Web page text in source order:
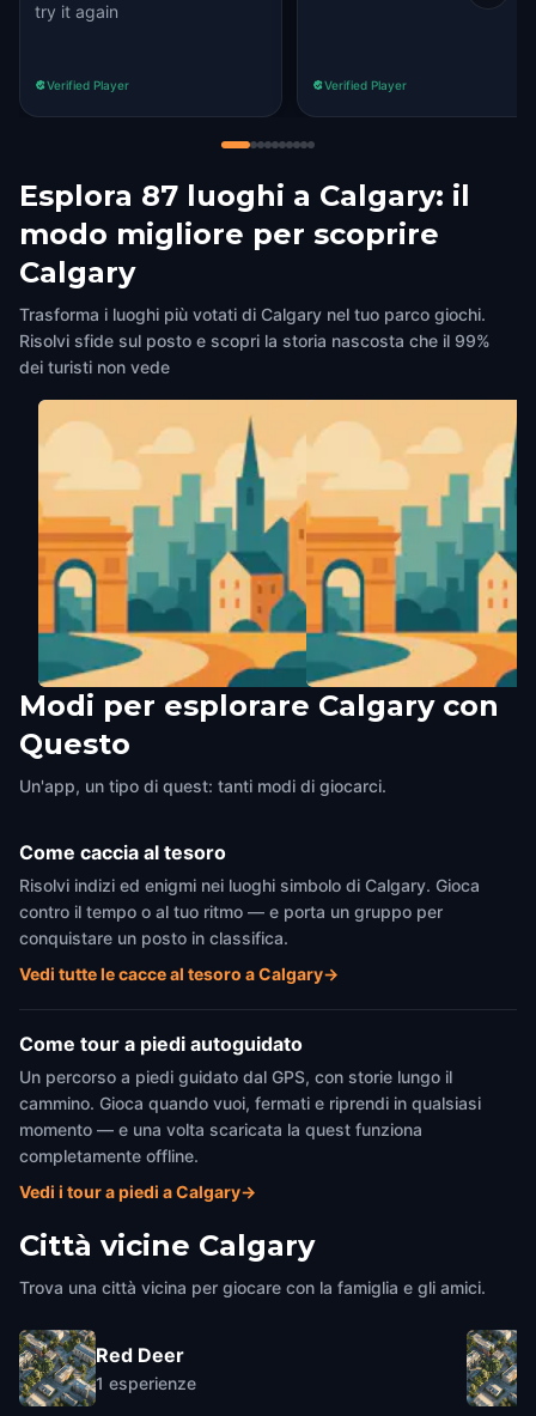
try it again
Verified Player Verified Player
Esplora 87 luoghi a Calgary: il
modo migliore per scoprire
Calgary
Trasforma i luoghi più votati di Calgary nel tuo parco giochi.
Risolvi sfide sul posto e scopri la storia nascosta che il 99%
dei turisti non vede
Mountie Statue at Fort Calgary
Calgary,Canada
Jack Long Park
Modi per esplorare Calgary con
Questo
Un'app, un tipo di quest: tanti modi di giocarci.
Come caccia al tesoro
Risolvi indizi ed enigmi nei luoghi simbolo di Calgary. Gioca
contro il tempo o al tuo ritmo — e porta un gruppo per
conquistare un posto in classifica.
Vedi tutte le cacce al tesoro a Calgary→
Come tour a piedi autoguidato
Un percorso a piedi guidato dal GPS, con storie lungo il
cammino. Gioca quando vuoi, fermati e riprendi in qualsiasi
momento — e una volta scaricata la quest funziona
completamente offline.
Vedi i tour a piedi a Calgary→
Città vicine Calgary
Trova una città vicina per giocare con la famiglia e gli amici.
Red Deer
1 esperienze